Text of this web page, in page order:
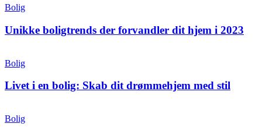
Bolig
Unikke boligtrends der forvandler dit hjem i 2023
Bolig
Livet i en bolig: Skab dit drømmehjem med stil
Bolig